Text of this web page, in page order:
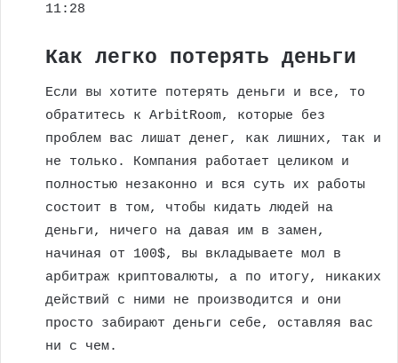
11:28
Как легко потерять деньги
Если вы хотите потерять деньги и все, то
обратитесь к ArbitRoom, которые без
проблем вас лишат денег, как лишних, так и
не только. Компания работает целиком и
полностью незаконно и вся суть их работы
состоит в том, чтобы кидать людей на
деньги, ничего на давая им в замен,
начиная от 100$, вы вкладываете мол в
арбитраж криптовалюты, а по итогу, никаких
действий с ними не производится и они
просто забирают деньги себе, оставляя вас
ни с чем.